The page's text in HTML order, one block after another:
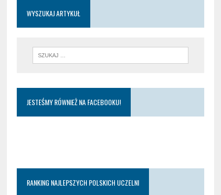
WYSZUKAJ ARTYKUŁ
JESTEŚMY RÓWNIEŻ NA FACEBOOKU!
RANKING NAJLEPSZYCH POLSKICH UCZELNI